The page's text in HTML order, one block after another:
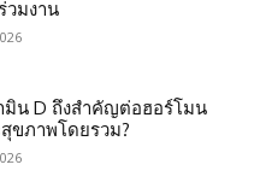
วมงาน
น D ถึงสำคัญต่อฮอร์โมน
ขภาพโดยรวม?